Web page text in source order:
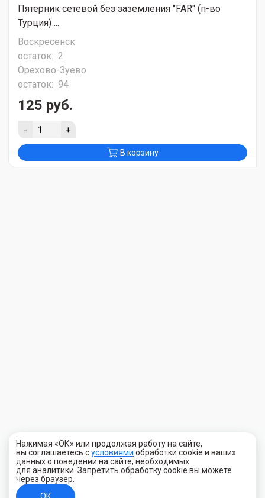
Пятерник сетевой без заземления "FAR" (п-во
Турция) ...
Воскресенск
остаток: 2
Орехово-Зуево
остаток: 94
125 руб.
- +
В корзину
Нажимая «ОК» или продолжая работу на сайте,
вы соглашаетесь сусловиями обработки cookie и ваших
данных о поведении на сайте, необходимых
для аналитики. Запретить обработку cookie вы можете
через браузер.